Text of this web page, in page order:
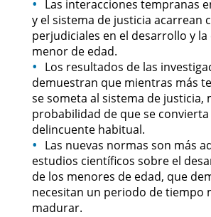
Apropiación
Fondos Públicos
Falsificación
Falsificación o
Prescripción
Malversación de
Presentación de
Falsos
Las interacciones tempranas
y el sistema de justicia acarrean
perjudiciales en el desarrollo y
menor de edad.
Los resultados de las
demuestran que mientras más
se someta al sistema de justicia,
probabilidad de que se
delincuente habitual.
Las nuevas normas son más
estudios científicos sobre el
de los menores de edad, que
necesitan un periodo de tiempo
madurar.